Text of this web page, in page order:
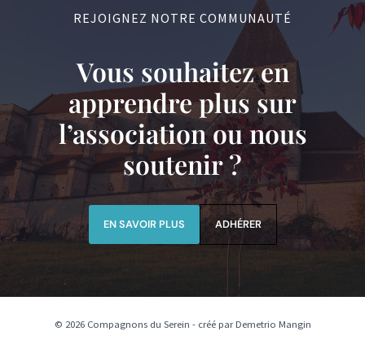
REJOIGNEZ NOTRE COMMUNAUTÉ
Vous souhaitez en
apprendre plus sur
l’association ou nous
soutenir ?
EN SAVOIR PLUS ADHÉRER
© 2026 Compagnons du Serein - créé par Demetrio Mangin